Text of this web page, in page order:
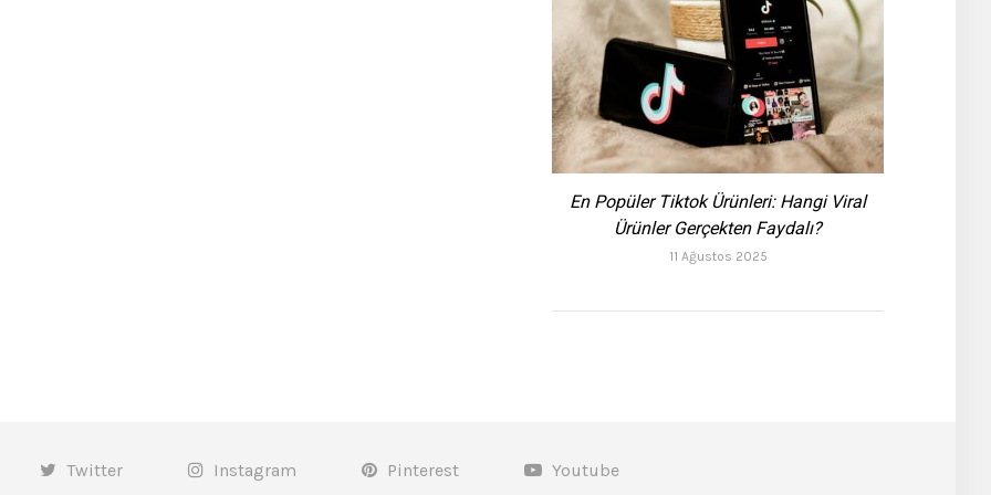
En Popüler Tiktok Ürünleri: Hangi Viral
Ürünler Gerçekten Faydalı?
11 Ağustos 2025
Twitter Instagram Pinterest Youtube